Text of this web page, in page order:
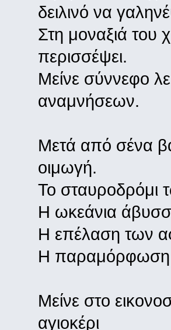
δειλινό να
Στη μοναξιά του
περισσέψει.
Μείνε σύννεφο
αναμνήσεων.
Μετά από σένα
οιμωγή.
Το σταυροδρόμι
Η ωκεάνια
Η επέλαση των
Η παραμόρφωση
Μείνε στο
αγιοκέρι